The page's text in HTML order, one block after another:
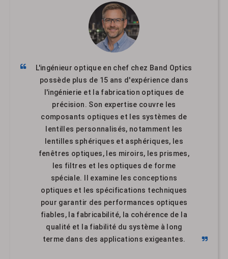
L'ingénieur optique en chef chez Band Optics
possède plus de 15 ans d'expérience dans
l'ingénierie et la fabrication optiques de
précision. Son expertise couvre les
composants optiques et les systèmes de
lentilles personnalisés, notamment les
lentilles sphériques et asphériques, les
fenêtres optiques, les miroirs, les prismes,
les filtres et les optiques de forme
spéciale. Il examine les conceptions
optiques et les spécifications techniques
pour garantir des performances optiques
fiables, la fabricabilité, la cohérence de la
qualité et la fiabilité du système à long
terme dans des applications exigeantes.